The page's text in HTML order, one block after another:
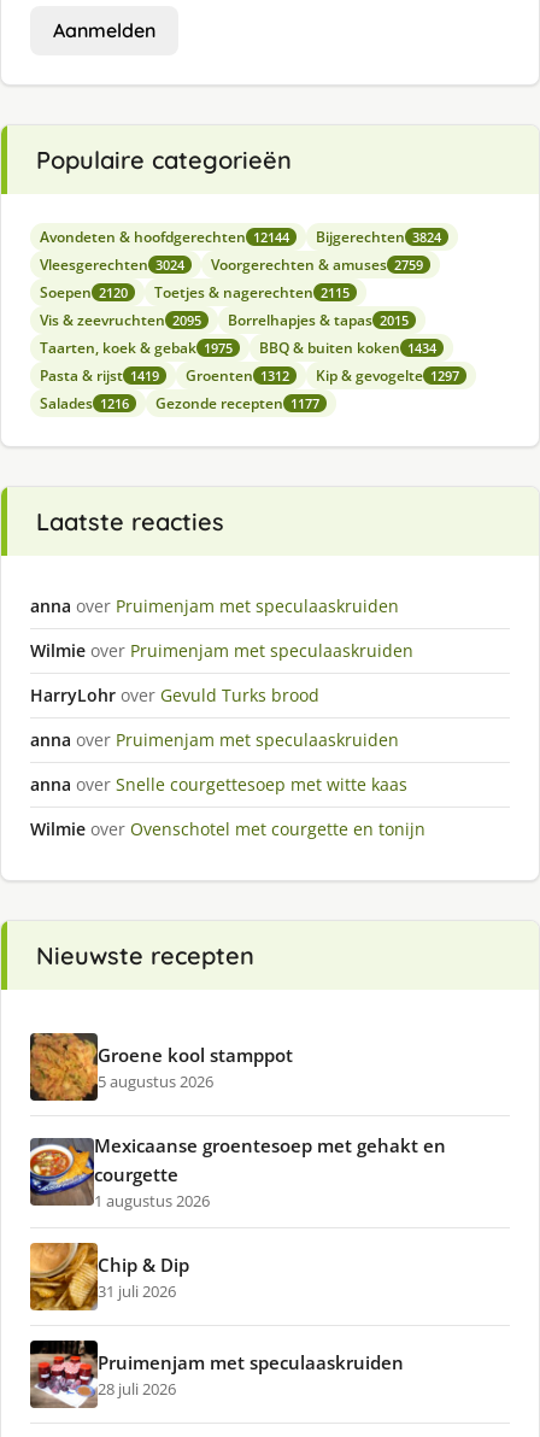
Aanmelden
Populaire categorieën
Avondeten & hoofdgerechten 12144 Bijgerechten 3824
Vleesgerechten 3024 Voorgerechten & amuses 2759
Soepen 2120 Toetjes & nagerechten 2115
Vis & zeevruchten 2095 Borrelhapjes & tapas 2015
Taarten, koek & gebak 1975 BBQ & buiten koken 1434
Pasta & rijst 1419 Groenten 1312 Kip & gevogelte 1297
Salades 1216 Gezonde recepten 1177
Laatste reacties
anna over Pruimenjam met speculaaskruiden
Wilmie over Pruimenjam met speculaaskruiden
HarryLohr over Gevuld Turks brood
anna over Pruimenjam met speculaaskruiden
anna over Snelle courgettesoep met witte kaas
Wilmie over Ovenschotel met courgette en tonijn
Nieuwste recepten
Groene kool stamppot
5 augustus 2026
Mexicaanse groentesoep met gehakt en
courgette
1 augustus 2026
Chip & Dip
31 juli 2026
Pruimenjam met speculaaskruiden
28 juli 2026